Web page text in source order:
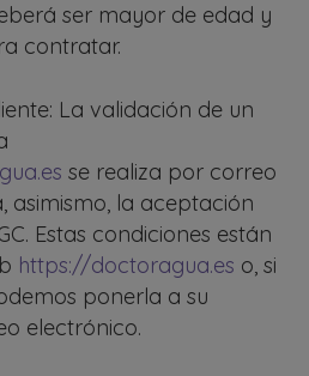
ser mayor de edad y
contratar.
La validación de un
se realiza por correo
asimismo, la aceptación
Estas condiciones están
https://doctoragua.es o, si
ponerla a su
electrónico.